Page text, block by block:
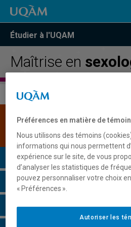
Étudier à l'UQAM
Maîtrise en
Une version plus récente
disponible. Cliquez ici
Présentation du programme
Conditions d'admission
Cours à suivre et horaires
Préférences en matière de
Nous utilisons des témoins
informations qui nous permettent
expérience sur le site, de vous
d’analyser les statistiques de
pouvez personnaliser votre choix
« Préférences ».
Autoriser les